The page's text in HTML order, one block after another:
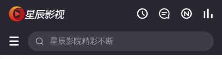
   
 